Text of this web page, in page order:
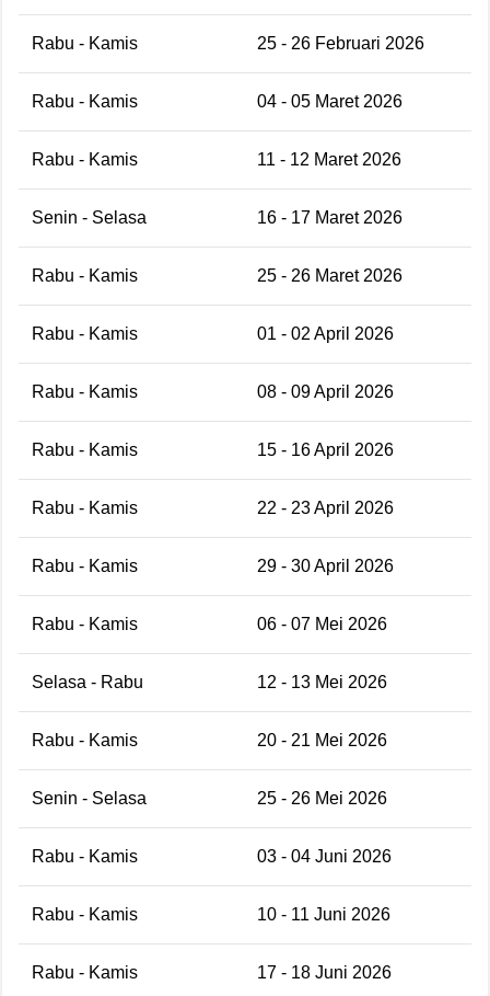
Rabu - Kamis 25 - 26 Februari 2026
Rabu - Kamis 04 - 05 Maret 2026
Rabu - Kamis 11 - 12 Maret 2026
Senin - Selasa 16 - 17 Maret 2026
Rabu - Kamis 25 - 26 Maret 2026
Rabu - Kamis 01 - 02 April 2026
Rabu - Kamis 08 - 09 April 2026
Rabu - Kamis 15 - 16 April 2026
Rabu - Kamis 22 - 23 April 2026
Rabu - Kamis 29 - 30 April 2026
Rabu - Kamis 06 - 07 Mei 2026
Selasa - Rabu 12 - 13 Mei 2026
Rabu - Kamis 20 - 21 Mei 2026
Senin - Selasa 25 - 26 Mei 2026
Rabu - Kamis 03 - 04 Juni 2026
Rabu - Kamis 10 - 11 Juni 2026
Rabu - Kamis 17 - 18 Juni 2026